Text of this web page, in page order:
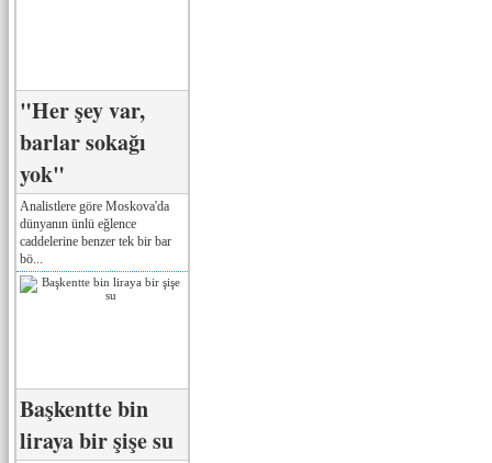
"Her şey var,
barlar sokağı
yok"
Analistlere göre Moskova'da
dünyanın ünlü eğlence
caddelerine benzer tek bir bar
bö...
Başkentte bin
liraya bir şişe su